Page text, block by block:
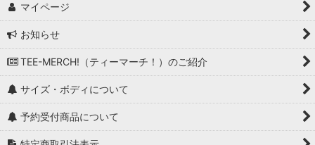
A Tribe Called Quest
Abrasive Wheels
AC/DC
マイページ
お知らせ
TEE-MERCH!（ティーマーチ！）のご紹介
サイズ・ボディについて
予約受付商品について